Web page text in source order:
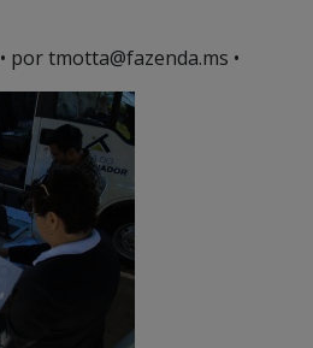
• por tmotta@fazenda.ms •